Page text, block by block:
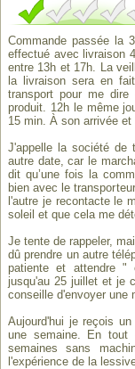
Commande passée la
effectué avec livraison
entre 13h et 17h. La
la livraison sera en
transport pour me
produit. 12h le même
15 min. À son arrivée
J'appelle la société de
autre date, car le
dit qu’une fois la
bien avec le
l'autre je recontacte le
soleil et que cela me
Je tente de rappeler,
dû prendre un autre
patiente et attendre "
jusqu'au 25 juillet et je
conseille d'envoyer une
Aujourd'hui je reçois
une semaine. En tout
semaines sans
l'expérience de la